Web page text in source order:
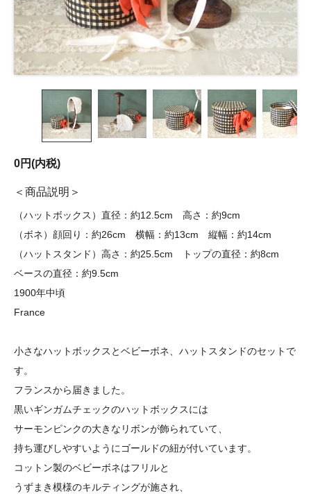
0円(内税)
商品説明
（ハットボックス）直径：約12.5cm 高さ：約9cm
（ボネ）顔回り：約26cm 横幅：約13cm 縦幅：約14cm
（ハットスタンド）高さ：約25.5cm トップの直径：約8cm
ベースの直径：約9.5cm
1900年中頃
France
小さなハットボックスとベビーボネ、ハットスタンドのセットで
す。
フランスから届きました。
黒いギンガムチェックのハットボックスには
サーモンピンクの大きなリボンが飾られていて、
持ち運びしやすいようにゴールドの紐が付いています。
コットン製のベビーボネはフリルと
うずまき模様のキルティングが施され、